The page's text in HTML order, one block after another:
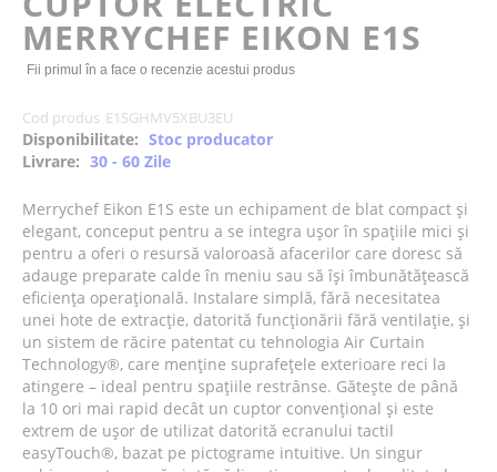
of
the
images
MERRYCHEF EIKON E1S
Fii primul în a face o recenzie acestui produs
Cod produs E1SGHMV5XBU3EU
Disponibilitate: Stoc producator
Livrare: 30 - 60 Zile
Merrychef Eikon E1S este un echipament de blat compact și
elegant, conceput pentru a se integra ușor în spațiile mici și
pentru a oferi o resursă valoroasă afacerilor care doresc să
adauge preparate calde în meniu sau să își îmbunătățească
eficiența operațională. Instalare simplă, fără necesitatea
unei hote de extracție, datorită funcționării fără ventilație, și
un sistem de răcire patentat cu tehnologia Air Curtain
Technology®, care menține suprafețele exterioare reci la
atingere – ideal pentru spațiile restrânse. Gătește de până
la 10 ori mai rapid decât un cuptor convențional și este
extrem de ușor de utilizat datorită ecranului tactil
easyTouch®, bazat pe pictograme intuitive. Un singur